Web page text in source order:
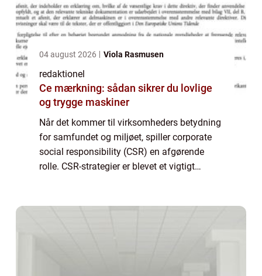
04 august 2026 Viola Rasmusen
redaktionel
Ce mærkning: sådan sikrer du lovlige
og trygge maskiner
Når det kommer til virksomheders betydning
for samfundet og miljøet, spiller corporate
social responsibility (CSR) en afgørende
rolle. CSR-strategier er blevet et vigtigt